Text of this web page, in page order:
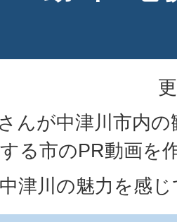
んが中津川市内
る市のPR動画を
津川の魅力を感